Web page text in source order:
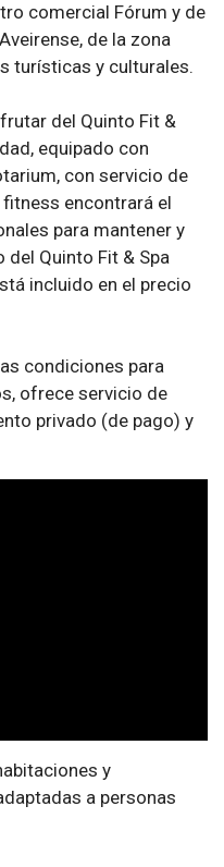
comercial Fórum y de
de la zona
turísticas y culturales.
del Quinto Fit &
equipado con
con servicio de
encontrará el
para mantener y
Quinto Fit & Spa
incluido en el precio
condiciones para
ofrece servicio de
privado (de pago) y
y
a personas